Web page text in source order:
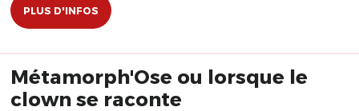
PLUS D'INFOS
Métamorph'Ose ou lorsque le
clown se raconte